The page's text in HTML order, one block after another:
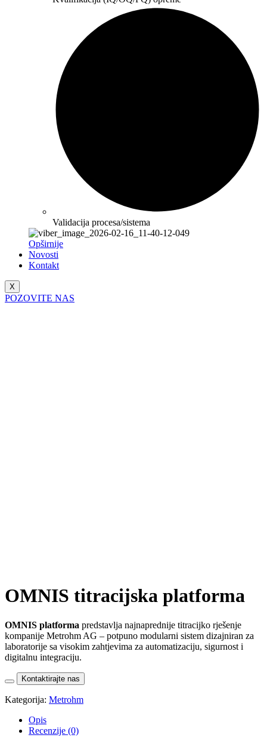
Validacija procesa/sistema
Opširnije
Novosti
Kontakt
X
POZOVITE NAS
OMNIS titracijska platforma
OMNIS platforma predstavlja najnaprednije titracijko rješenje
kompanije Metrohm AG – potpuno modularni sistem dizajniran za
laboratorije sa visokim zahtjevima za automatizaciju, sigurnost i
digitalnu integraciju.
Kontaktirajte nas
Kategorija: Metrohm
Opis
Recenzije (0)